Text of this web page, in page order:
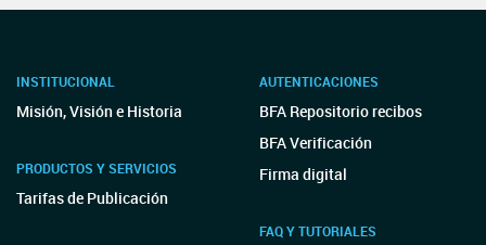
INSTITUCIONAL
Misión, Visión e Historia
PRODUCTOS Y SERVICIOS
Tarifas de Publicación
AUTENTICACIONES
BFA Repositorio recibos
BFA Verificación
Firma digital
FAQ Y TUTORIALES